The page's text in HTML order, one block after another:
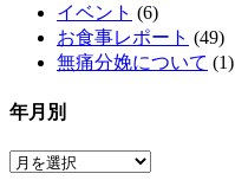
イベント (6)
お食事レポート (49)
無痛分娩について (1)
年月別